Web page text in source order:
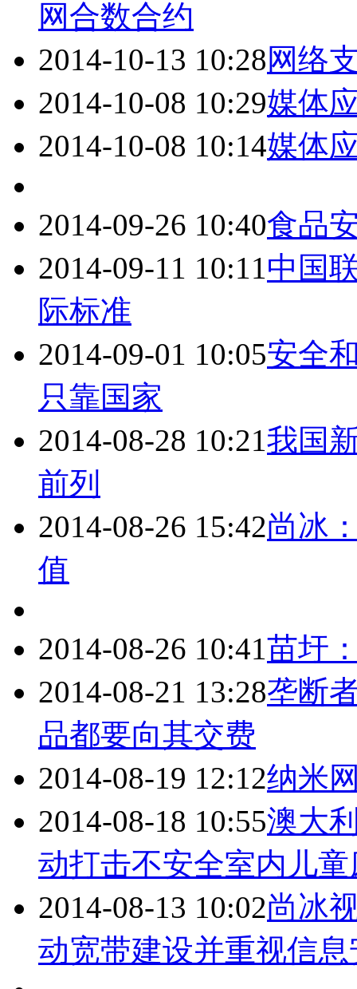
网合数合约
2014-10-13 10:28网络
2014-10-08 10:29媒体
2014-10-08 10:14媒体
2014-09-26 10:40食品
2014-09-11 10:11中国
际标准
2014-09-01 10:05安全
只靠国家
2014-08-28 10:21我国
前列
2014-08-26 15:42尚冰
值
2014-08-26 10:41苗圩
2014-08-21 13:28垄断
品都要向其交费
2014-08-19 12:12纳米
2014-08-18 10:55澳大
动打击不安全室内儿童
2014-08-13 10:02尚冰
动宽带建设并重视信息